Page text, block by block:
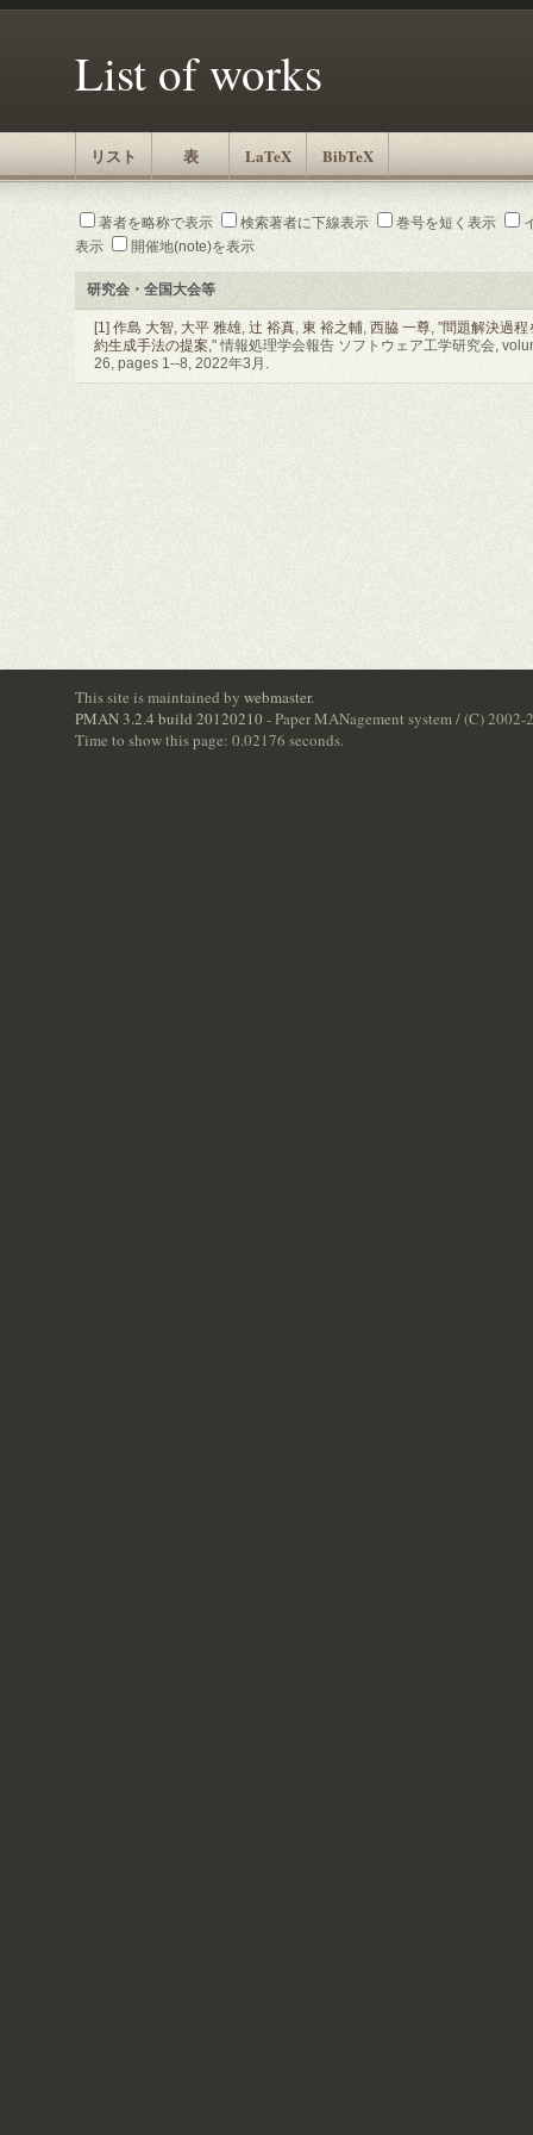
List of works
リスト 表 LaTeX BibTeX
著者を略称で表示 検索著者に下線表示 巻号を短く表示
表示
開催地(note)を表示
研究会・全国大会等
[1] 作島 大智, 大平 雅雄, 辻 裕真, 東 裕之輔, 西脇 一尊, "問題解決過程
約生成手法の提案," 情報処理学会報告 ソフトウェア工学研究会,
26, pages 1--8, 2022年3月.
This site is maintained by webmaster.
PMAN 3.2.4 build 20120210 - Paper MANagement system / (C)
Time to show this page: 0.02176 seconds.